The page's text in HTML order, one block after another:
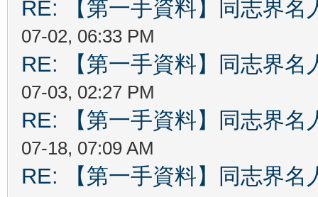
RE: 【第一手資料】同志界名
07-02, 06:33 PM
RE: 【第一手資料】同志界名
07-03, 02:27 PM
RE: 【第一手資料】同志界名
07-18, 07:09 AM
RE: 【第一手資料】同志界名